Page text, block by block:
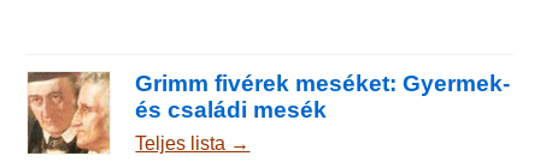
Grimm fivérek meséket: Gyermek-
és családi mesék
Teljes lista →